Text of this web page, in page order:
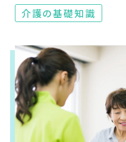
介護の基礎知識